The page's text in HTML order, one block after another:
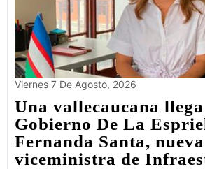
Viernes 7 De Agosto, 2026
Una vallecaucana
Gobierno De La
Fernanda Santa, nueva
viceministra de